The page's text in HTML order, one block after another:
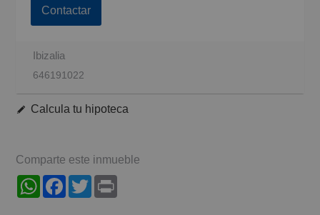
Contactar
Ibizalia
646191022
Calcula tu hipoteca
Comparte este inmueble
WhatsAppFacebook
Twitter